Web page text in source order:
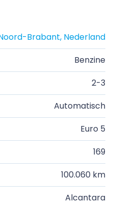
Brabant, Nederland
Benzine
2-3
Automatisch
Euro 5
169
100.060 km
Alcantara